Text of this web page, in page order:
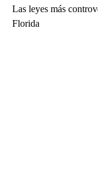
Las leyes más
Florida